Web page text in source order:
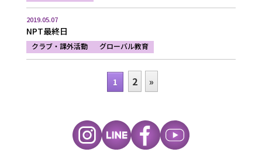
2019.05.07
NPT最終日
クラブ・課外活動 グローバル教育
1 2 »